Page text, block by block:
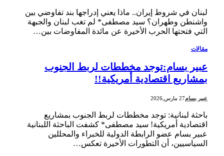
لبنان في شروط إيران.. ماذا يعني إدراجها بند تفاوضي بين
واشنطن وطهران؟ سيد مصطفى* لم تغب لبنان والجبهة
التي فتحتها الحرب الأخيرة عن مائدة المفاوضات بين…
مقالات
عبير بسام:توجد مخططات لربط الجنوب
بمشاريع اقتصادية أمريكية!!
عبير بسام27 مارس,2026
باحثة لبنانية: توجد مخططات لربط الجنوب بمشاريع
اقتصادية أمريكية! سيد مصطفى* كشفت الباحثة اللبنانية
عبير بسام عضو الرابطة الدولية للخبراء والمحللين
السياسيين، أن التطورات الأخيرة تعكس…